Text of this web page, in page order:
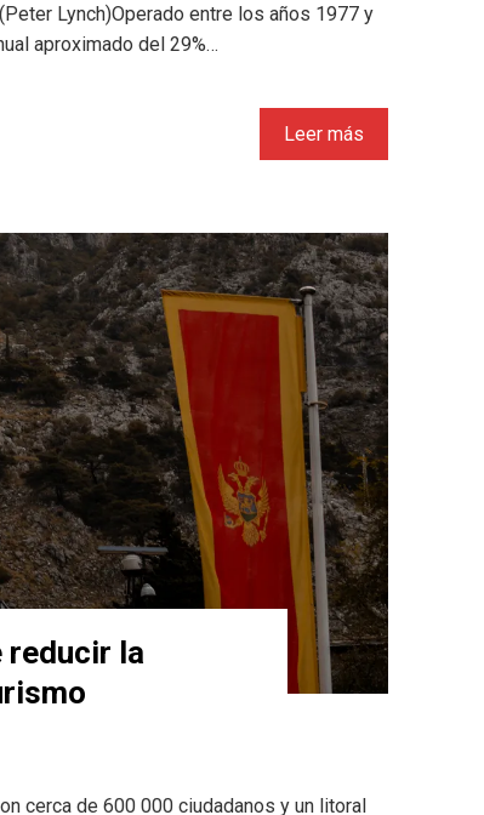
Lynch)Operado entre los años 1977 y
aproximado del 29%…
Leer más
reducir la
cerca de 600 000 ciudadanos y un litoral